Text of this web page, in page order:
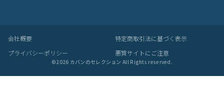
会社概要
特定商取引法に基づく表示
プライバシーポリシー
悪質サイトにご注意
©2026 カバンのセレクション All Rights reserved.